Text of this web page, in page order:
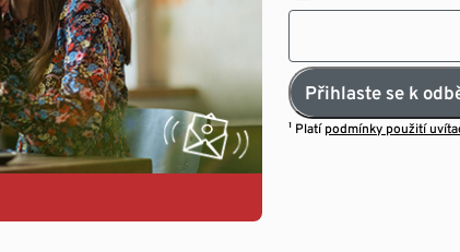
Přihlaste se k
¹ Platí podmínky použití